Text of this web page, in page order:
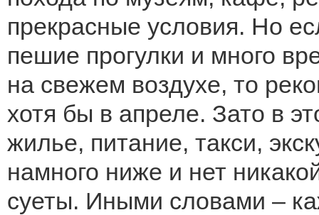
прекрасные условия. Но
пешие прогулки и много
на свежем воздухе, то
хотя бы в апреле. Зато в
жилье, питание, такси,
намного ниже и нет
суеты. Иными словами –